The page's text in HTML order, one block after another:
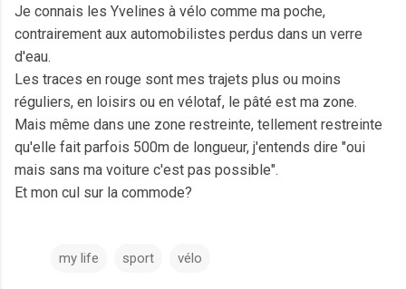
Je connais les Yvelines à vélo comme ma poche,
contrairement aux automobilistes perdus dans un verre
d'eau.
Les traces en rouge sont mes trajets plus ou moins
réguliers, en loisirs ou en vélotaf, le pâté est ma zone.
Mais même dans une zone restreinte, tellement restreinte
qu'elle fait parfois 500m de longueur, j'entends dire "oui
mais sans ma voiture c'est pas possible".
Et mon cul sur la commode?
my life sport vélo